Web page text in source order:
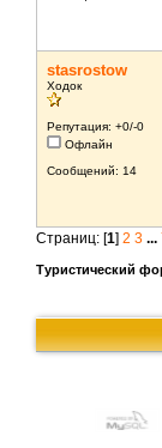
stasrostow
Ходок
Репутация: +0/-0
Офлайн
Сообщений: 14
Страниц: [1] 2 3 ...
Туристический